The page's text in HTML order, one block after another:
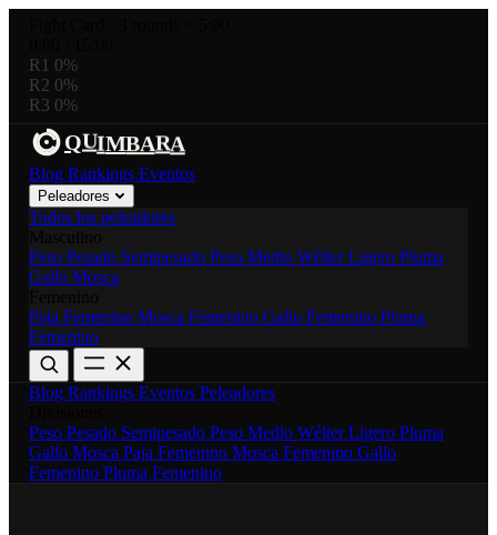
R1 0%
R2 0%
R3 0%
QUIMBARA
Blog Rankings Eventos
Peleadores
Todos los peleadores
Peso Pesado Semipesado Peso Medio WélterLigero Pluma
Gallo Mosca
Paja Femenino Mosca Femenino Gallo Femenino Pluma
Femenino
Blog Rankings Eventos Peleadores
Peso Pesado Semipesado Peso Medio WélterLigero Pluma
Gallo Mosca Paja Femenino Mosca Femenino Gallo
Femenino Pluma Femenino